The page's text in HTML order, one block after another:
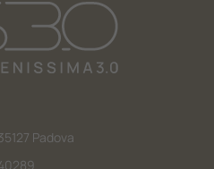
Padova